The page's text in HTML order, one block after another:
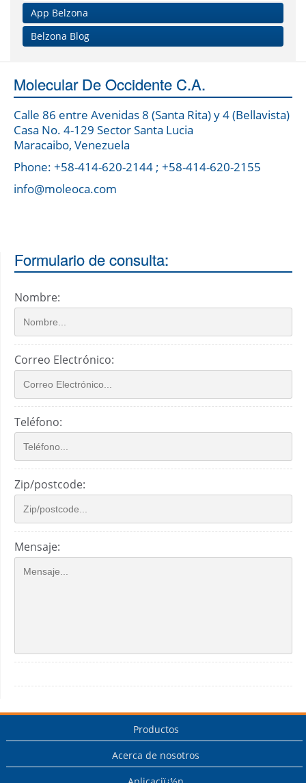
App Belzona
Belzona Blog
Molecular De Occidente C.A.
Calle 86 entre Avenidas 8 (Santa Rita) y 4 (Bellavista)
Casa No. 4-129 Sector Santa Lucia
Maracaibo, Venezuela
Phone: +58-414-620-2144 ; +58-414-620-2155
info@moleoca.com
Formulario de consulta:
Nombre:
Correo Electrónico:
Teléfono:
Zip/postcode:
Mensaje:
Productos
Acerca de nosotros